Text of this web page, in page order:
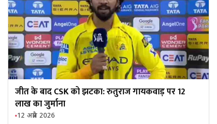
जीत के बाद CSK को झटका: रुतुराज गायकवाड़ पर 12
लाख का जुर्माना
12 अप्रैल 2026